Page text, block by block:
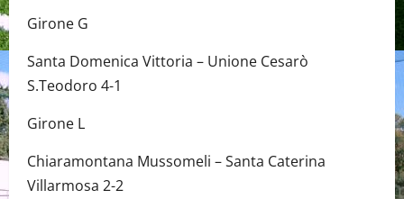
Girone G
Santa Domenica Vittoria – Unione Cesarò
S.Teodoro 4-1
Girone L
Chiaramontana Mussomeli – Santa Caterina
Villarmosa 2-2